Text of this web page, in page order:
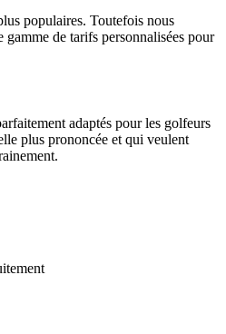
populaires. Toutefois nous
gamme de tarifs personnalisées pour
adaptés pour les golfeurs
plus prononcée et qui veulent